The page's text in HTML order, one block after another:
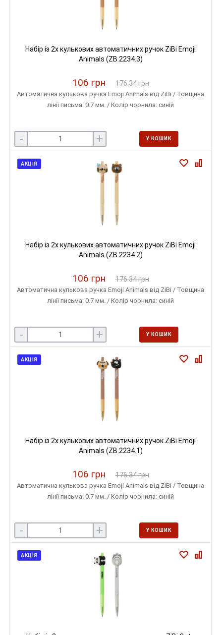
Набір із 2х кулькових автоматичних ручок ZiBi Emoji
Animals (ZB.2234.3)
106 грн 176.34 грн
Автоматична кулькова ручка Emoji Animals від ZiBi / Товщина
лінії письма: 0.7 мм. / Колір чорнила: синій
- + У КОШИК
АКЦІЯ
Набір із 2х кулькових автоматичних ручок ZiBi Emoji
Animals (ZB.2234.2)
106 грн 176.34 грн
Автоматична кулькова ручка Emoji Animals від ZiBi / Товщина
лінії письма: 0.7 мм. / Колір чорнила: синій
- + У КОШИК
АКЦІЯ
Набір із 2х кулькових автоматичних ручок ZiBi Emoji
Animals (ZB.2234.1)
106 грн 176.34 грн
Автоматична кулькова ручка Emoji Animals від ZiBi / Товщина
лінії письма: 0.7 мм. / Колір чорнила: синій
- + У КОШИК
АКЦІЯ